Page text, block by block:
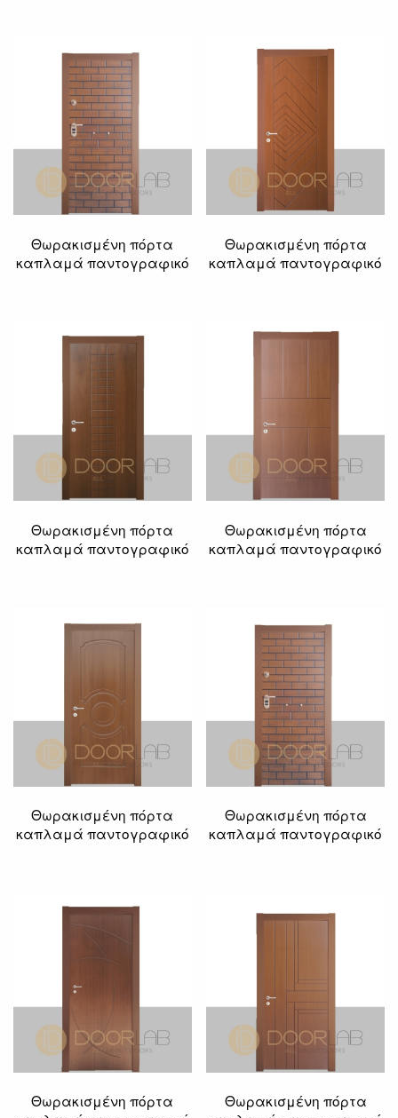
Θωρακισμένη πόρτα
καπλαμά παντογραφικό
Θωρακισμένη πόρτα
καπλαμά παντογραφικό
Θωρακισμένη πόρτα
καπλαμά παντογραφικό
Θωρακισμένη πόρτα
καπλαμά παντογραφικό
Θωρακισμένη πόρτα
καπλαμά παντογραφικό
Θωρακισμένη πόρτα
καπλαμά παντογραφικό
Θωρακισμένη πόρτα
Θωρακισμένη πόρτα